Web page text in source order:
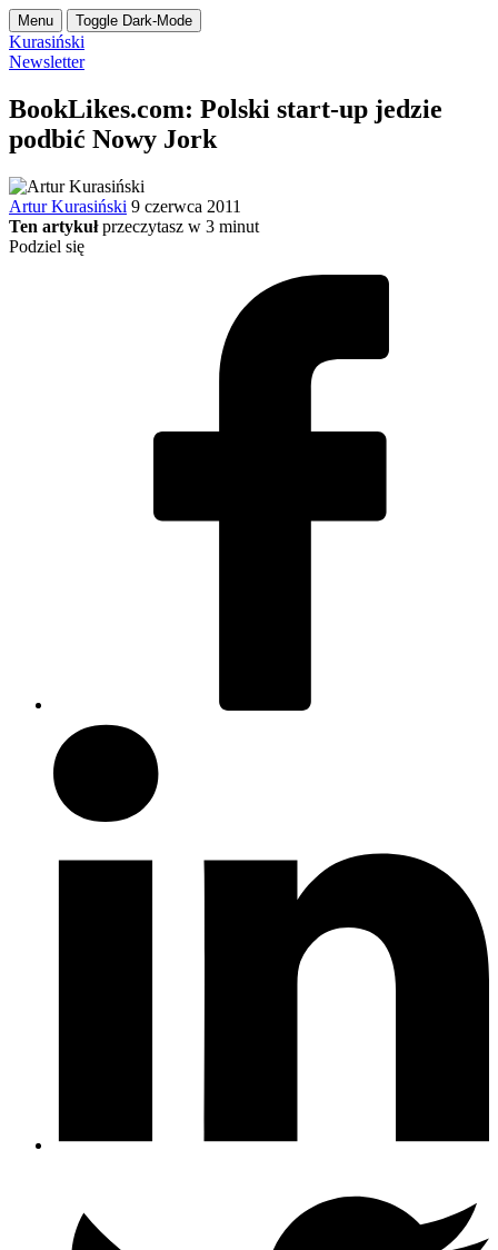
Menu Toggle Dark-Mode
Kurasiński
Newsletter
BookLikes.com: Polski start-up jedzie
podbić Nowy Jork
Artur Kurasiński 9 czerwca 2011
Ten artykuł przeczytasz w 3 minut
Podziel się